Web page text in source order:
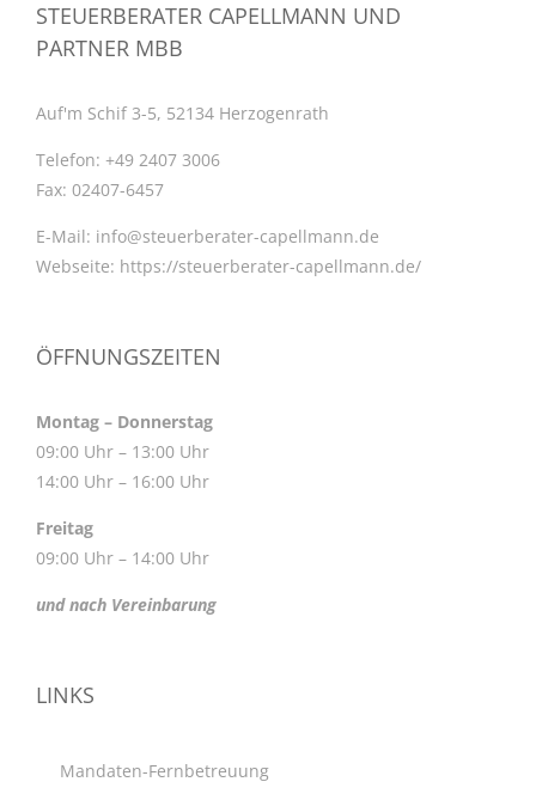
STEUERBERATER CAPELLMANN UND
PARTNER MBB
Auf'm Schif 3-5, 52134 Herzogenrath
Telefon: +49 2407 3006
Fax: 02407-6457
E-Mail: info@steuerberater-capellmann.de
Webseite: https://steuerberater-capellmann.de/
ÖFFNUNGSZEITEN
Montag – Donnerstag
09:00 Uhr – 13:00 Uhr
14:00 Uhr – 16:00 Uhr
Freitag
09:00 Uhr – 14:00 Uhr
und nach Vereinbarung
LINKS
Mandaten-Fernbetreuung